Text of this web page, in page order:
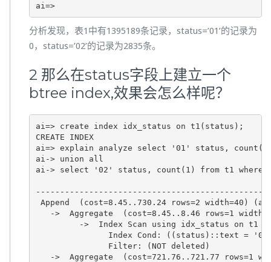
ai=>
分析发现，表1中有1395189条记录，status=’01’的记录为
0，status=’02’的记录为2835条。
2 那么在status字段上建立一个
btree index,效果会怎么样呢？
ai=> create index idx_status on t1(status);
CREATE INDEX
ai=> explain analyze select '01' status,
ai-> union all
ai-> select '02' status, count(1) from t1 where
Append  (cost=8.45..730.24 rows=2 width=40)
->  Aggregate  (cost=8.45..8.46 rows=1
->  Index Scan using idx_status on t1
Index Cond: ((status)::text =
               Filter: (NOT deleted)
->  Aggregate  (cost=721.76..721.77 rows=1